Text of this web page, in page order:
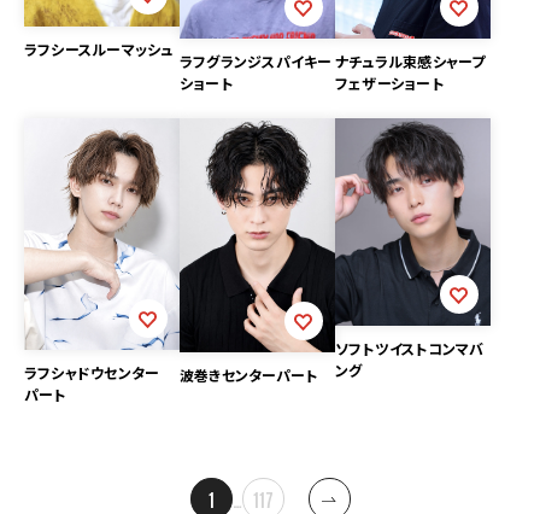
ラフシースルーマッシュ
ラフグランジスパイキー
ショート
ナチュラル束感シャープ
フェザーショート
ラフシャドウセンター
パート
波巻きセンターパート
ソフトツイストコンマバ
ング
1 … 117